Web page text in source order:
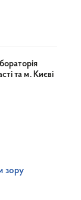
та м. Києві
зору